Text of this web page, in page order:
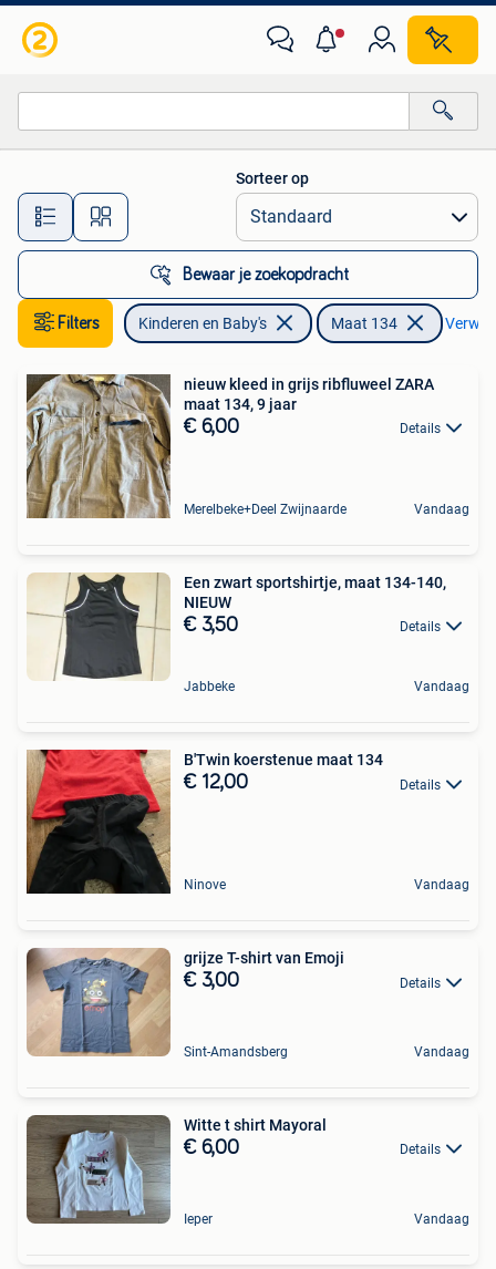
Alle afstanden…
Sorteer op
Bewaar je zoekopdracht
Filters Kinderen en Baby's Maat 134
nieuw kleed in grijs ribfluweel ZARA
maat 134, 9 jaar
€ 6,00 Details
Merelbeke+Deel Zwijnaarde Vandaag
Een zwart sportshirtje, maat 134-140,
NIEUW
€ 3,50 Details
Jabbeke Vandaag
B'Twin koerstenue maat 134
€ 12,00 Details
Ninove Vandaag
grijze T-shirt van Emoji
€ 3,00 Details
Sint-Amandsberg Vandaag
Witte t shirt Mayoral
€ 6,00 Details
Ieper Vandaag